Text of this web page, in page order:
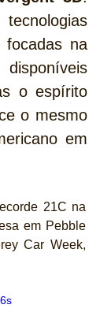
focadas na
o espírito
o mesmo
em
21C na
em Pebble
Car Week,